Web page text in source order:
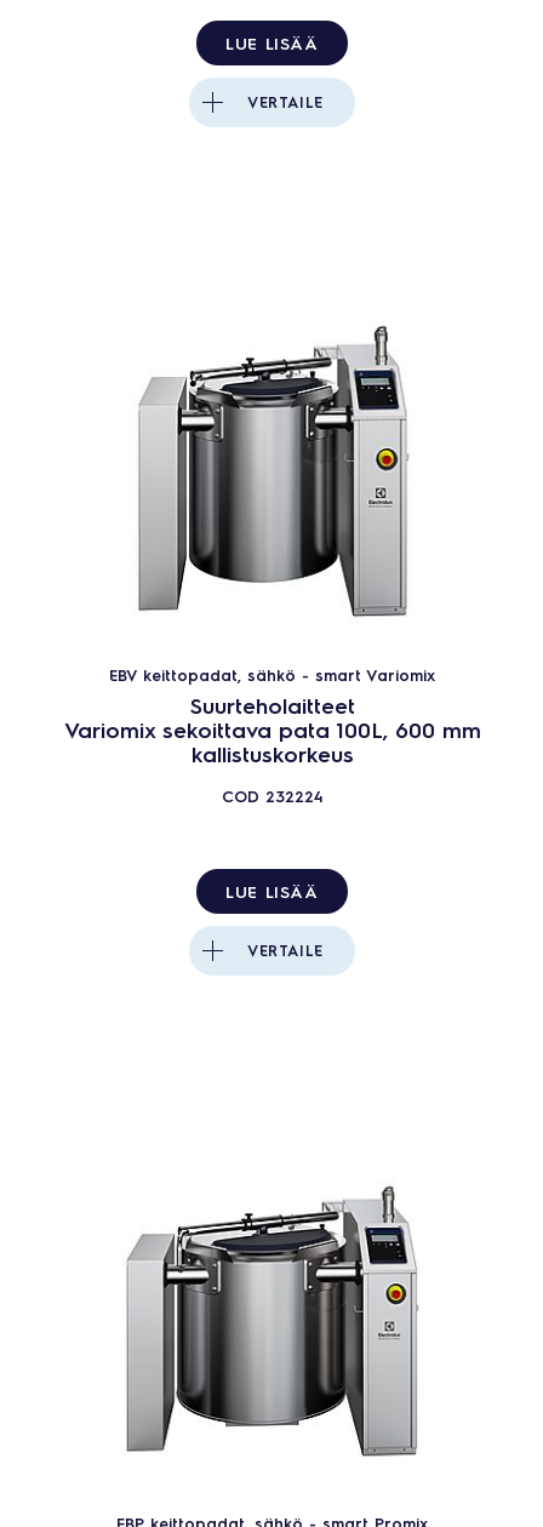
LUE LISÄÄ
VERTAILE
EBV keittopadat, sähkö - smart Variomix
Suurteholaitteet
Variomix sekoittava pata 100L, 600 mm
kallistuskorkeus
COD 232224
LUE LISÄÄ
VERTAILE